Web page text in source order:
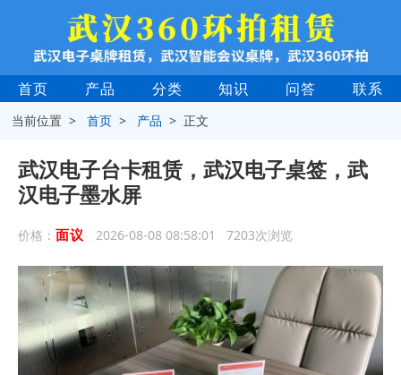
首页 产品 分类 知识 问答 联系
当前位置 >首页 > 产品 > 正文
武汉电子台卡租赁，武汉电子桌签，武
汉电子墨水屏
价格： 面议 2026-08-08 08:58:01 7203次浏览